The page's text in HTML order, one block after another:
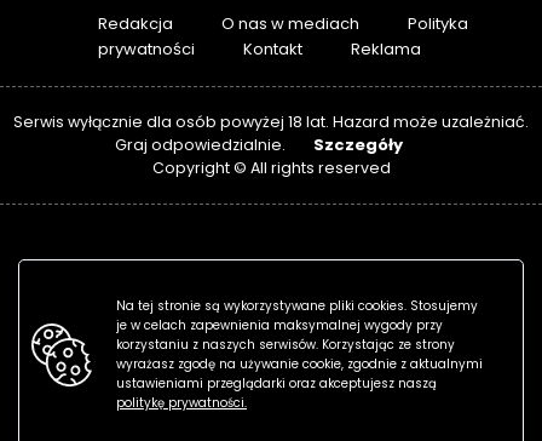
Redakcja O nas w mediach
Polityka
prywatności
Kontakt Reklama
Serwis wyłącznie dla osób powyżej 18 lat. Hazard może uzależniać.
Graj odpowiedzialnie.
Szczegóły
Copyright © All rights reserved
Na tej stronie są wykorzystywane pliki cookies. Stosujemy
je w celach zapewnienia maksymalnej wygody przy
korzystaniu z naszych serwisów. Korzystając ze strony
wyrażasz zgodę na używanie cookie, zgodnie z aktualnymi
ustawieniami przeglądarki oraz akceptujesz naszą
politykę prywatności.